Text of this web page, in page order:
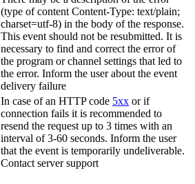
(type of content Content-Type: text/plain;
charset=utf-8) in the body of the response.
This event should not be resubmitted. It is
necessary to find and correct the error of
the program or channel settings that led to
the error. Inform the user about the event
delivery failure
In case of an HTTP code 5xx or if
connection fails it is recommended to
resend the request up to 3 times with an
interval of 3-60 seconds. Inform the user
that the event is temporarily undeliverable.
Contact server support